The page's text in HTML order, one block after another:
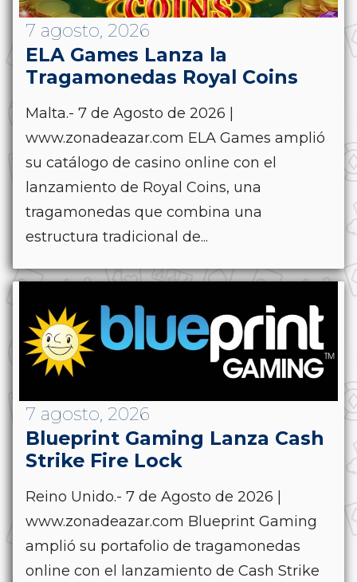
7 agosto, 2026
ELA Games Lanza la
Tragamonedas Royal Coins
Malta.- 7 de Agosto de 2026 |
www.zonadeazar.com ELA Games amplió
su catálogo de casino online con el
lanzamiento de Royal Coins, una
tragamonedas que combina una
estructura tradicional de...
7 agosto, 2026
Blueprint Gaming Lanza Cash
Strike Fire Lock
Reino Unido.- 7 de Agosto de 2026 |
www.zonadeazar.com Blueprint Gaming
amplió su portafolio de tragamonedas
online con el lanzamiento de Cash Strike